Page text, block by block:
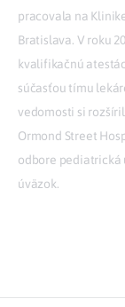
pracovala na
Bratislava. V roku
kvalifikačnú
súčasťou tímu
vedomosti si
Ormond Street
odbore pediatrická
úväzok.